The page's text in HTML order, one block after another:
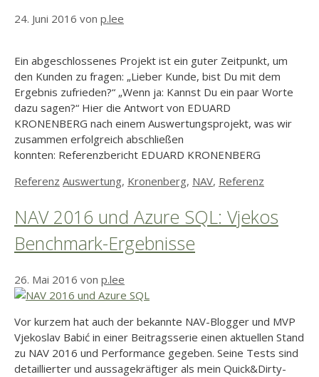
24. Juni 2016 von p.lee
Ein abgeschlossenes Projekt ist ein guter Zeitpunkt, um
den Kunden zu fragen: „Lieber Kunde, bist Du mit dem
Ergebnis zufrieden?“ „Wenn ja: Kannst Du ein paar Worte
dazu sagen?“ Hier die Antwort von EDUARD
KRONENBERG nach einem Auswertungsprojekt, was wir
zusammen erfolgreich abschließen
konnten: Referenzbericht EDUARD KRONENBERG
Kategorien
Referenz Schlagwörter
Auswertung, Kronenberg, NAV, Referenz
NAV 2016 und Azure SQL: Vjekos
Benchmark-Ergebnisse
26. Mai 2016 von p.lee
Vor kurzem hat auch der bekannte NAV-Blogger und MVP
Vjekoslav Babić in einer Beitragsserie einen aktuellen Stand
zu NAV 2016 und Performance gegeben. Seine Tests sind
detaillierter und aussagekräftiger als mein Quick&Dirty-